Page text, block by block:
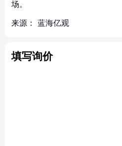
场。
来源： 蓝海亿观
填写询价